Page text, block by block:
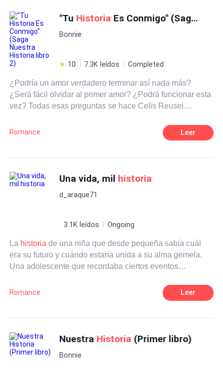
Arrepentimiento"Tu Historia Es Conmigo" (Saga Nuestra
Bonnie
10 7.3K leídos Completed
¿Podría un amor verdadero terminar así nada más?
¿Será fácil olvidar al primer amor? ¿Podrá funcionar esta
vez? Todas esas preguntas se hace Celis Reusel
Kohlheim le evaden la mente. Sin embargo todas esas
preguntas y dudas resurgen con más intensidad cada vez
apareció a sanar su alma. ¿Podrá Henry Kohlheim llegar
a tiempo?
Romance Leer
Una vida, mil historia
d_araque71
3.1K leídos Ongoing
La historia de una niña que desde pequeña sabía cuál
era su futuro y cuándo estaría unida a su alma gemela.
Una adolescente que recordaba ciertos eventos
esos recuerdos a los que ella se preguntaba porque los
Romance Leer
Nuestra Historia (Primer libro)
Bonnie